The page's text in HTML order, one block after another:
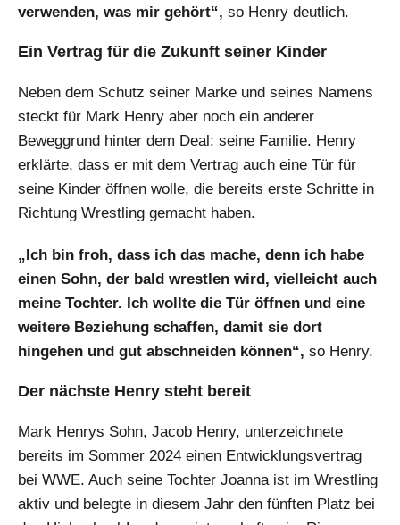
verwenden, was mir gehört“, so Henry deutlich.
Ein Vertrag für die Zukunft seiner Kinder
Neben dem Schutz seiner Marke und seines Namens
steckt für Mark Henry aber noch ein anderer
Beweggrund hinter dem Deal: seine Familie. Henry
erklärte, dass er mit dem Vertrag auch eine Tür für
seine Kinder öffnen wolle, die bereits erste Schritte in
Richtung Wrestling gemacht haben.
„Ich bin froh, dass ich das mache, denn ich habe
einen Sohn, der bald wrestlen wird, vielleicht auch
meine Tochter. Ich wollte die Tür öffnen und eine
weitere Beziehung schaffen, damit sie dort
hingehen und gut abschneiden können“, so Henry.
Der nächste Henry steht bereit
Mark Henrys Sohn, Jacob Henry, unterzeichnete
bereits im Sommer 2024 einen Entwicklungsvertrag
bei WWE. Auch seine Tochter Joanna ist im Wrestling
aktiv und belegte in diesem Jahr den fünften Platz bei